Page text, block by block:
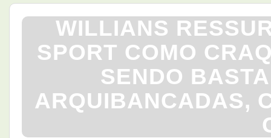
WILLIANS
SPORT COMO
SENDO
ARQUIBANCADAS,